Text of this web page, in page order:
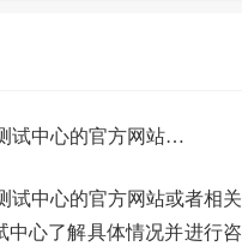
试中心的官方网站…
试中心的官方网站或者相关
心了解具体情况并进行咨